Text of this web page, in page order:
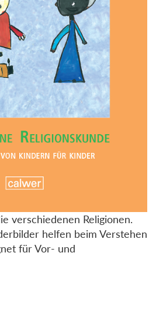
verschiedenen Religionen.
helfen beim Verstehen
für Vor- und